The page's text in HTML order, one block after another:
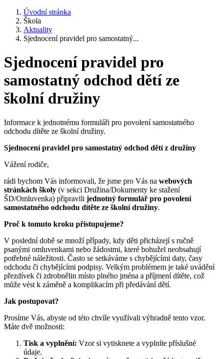
Úvodní stránka
Škola
Aktuality
Sjednocení pravidel pro samostatný...
Sjednocení pravidel pro
samostatný odchod dětí ze
školní družiny
Informace k jednotnému formuláři pro povolení samostatného
odchodu dítěte ze školní družiny.
Sjednocení pravidel pro samostatný odchod dětí z družiny
Vážení rodiče,
rádi bychom Vás informovali, že jsme pro Vás na webových
stránkách školy (v sekci Družina/Dokumenty ke stažení
ŠD/Omluvenka) připravili jednotný formulář pro povolení
samostatného odchodu dítěte ze školní družiny.
Proč k tomuto kroku přistupujeme?
V poslední době se množí případy, kdy děti přicházejí s ručně
psanými omluvenkami nebo žádostmi, které bohužel neobsahují
potřebné náležitosti. Často se setkáváme s chybějícími daty, časy
odchodu či chybějícími podpisy. Velkým problémem je také uvádění
přezdívek či zdrobnělin místo plného jména a příjmení dítěte, což
může vést k záměně a komplikacím při předávání dětí.
Jak postupovat?
Prosíme Vás, abyste od této chvíle využívali výhradně tento vzor.
Máte dvě možnosti:
Tisk a vyplnění: Vzor si vytisknete a vyplníte příslušné
údaje.